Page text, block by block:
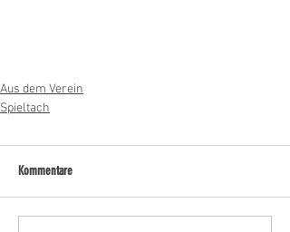
Aus dem Verein
Spieltach
Kommentare